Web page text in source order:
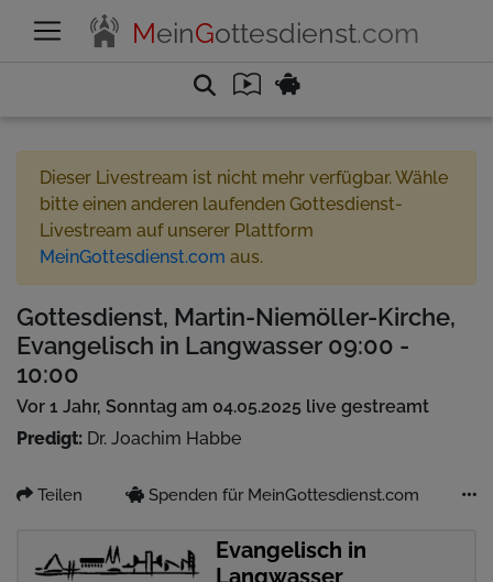
MeinGottesdienst.com
Dieser Livestream ist nicht mehr verfügbar. Wähle
bitte einen anderen laufenden Gottesdienst-
Livestream auf unserer Plattform
MeinGottesdienst.com aus.
Gottesdienst, Martin-Niemöller-Kirche,
Evangelisch in Langwasser 09:00 -
10:00
Vor 1 Jahr, Sonntag am 04.05.2025 live gestreamt
Predigt: Dr. Joachim Habbe
Teilen Spenden für MeinGottesdienst.com
Evangelisch in
Langwasser